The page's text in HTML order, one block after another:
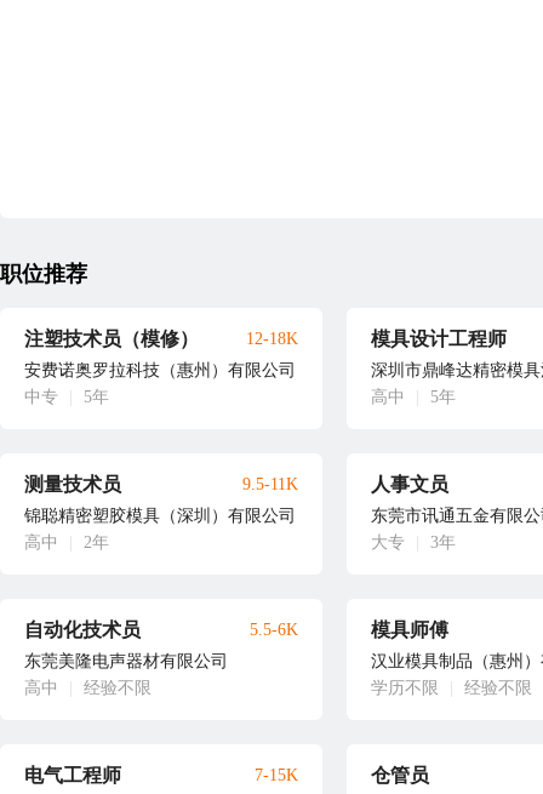
职位推荐
注塑技术员（模修）
安费诺奥罗拉科技（惠州）有限公司
中专
5年
12-18K 模具设计工程师
深圳市鼎峰达精密模
高中
5年
测量技术员
锦聪精密塑胶模具（深圳）有限公司
高中
2年
9.5-11K 人事文员
东莞市讯通五金有限
大专
3年
自动化技术员
东莞美隆电声器材有限公司
高中
经验不限
5.5-6K 模具师傅
汉业模具制品（惠州
学历不限
经验不限
电气工程师 7-15K 仓管员